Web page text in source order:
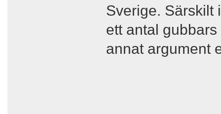
Sverige. Särskilt
ett antal
annat argument